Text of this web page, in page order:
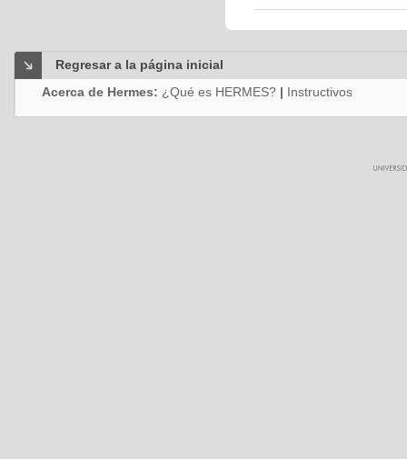
Regresar a la página inicial
Acerca de Hermes: ¿Qué es HERMES? | Instructivos